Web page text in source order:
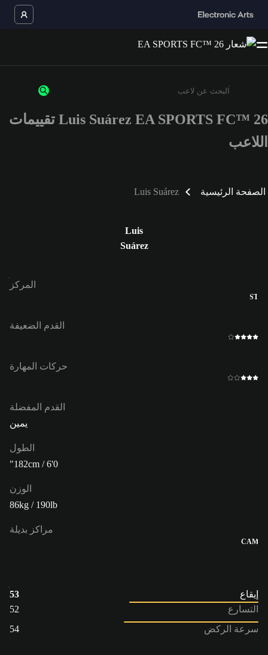
أدخل 3 أحرف أو أرقام على الأقل
Luis Suárez EA SPORTS FC™ 26 تقييمات
اللاعب
الصفحة الرئيسية Luis Suárez
Luis
Suárez
المركز
ST
القدم الضعيفة
حركات المهارة
القدم المفضلة
يمين
الطول
182cm / 6'0"
الوزن
86kg / 190lb
مراكز بديلة
CAM
إيقاع
53
التسارع
52
سرعة الركض
54